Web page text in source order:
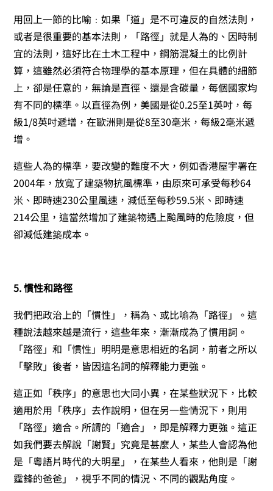
用回上一節的比喻﹕如果「道」是不可違反的自然法則，
或者是很重要的基本法則，「路徑」就是人為的、因時制
宜的法則，這好比在土木工程中，鋼筋混凝土的比例計
算，這雖然必須符合物理學的基本原理，但在具體的細節
上，卻是任意的，無論是直徑、還是含碳量，每個國家均
有不同的標準。以直徑為例，美國是從0.25至1英吋，每
級1/8英吋遞增，在歐洲則是從8至30毫米，每級2毫米遞
增。
這些人為的標準，要改變的難度不大，例如香港屋宇署在
2004年，放寬了建築物抗風標準，由原來可承受每秒64
米、即時速230公里風速，減低至每秒59.5米、即時速
214公里，這當然增加了建築物遇上颱風時的危險度，但
卻減低建築成本。
5. 慣性和路徑
我們把政治上的「慣性」，稱為、或比喻為「路徑」。這
種說法越來越是流行，這些年來，漸漸成為了慣用詞。
「路徑」和「慣性」明明是意思相近的名詞，前者之所以
「擊敗」後者，皆因這名詞的解釋能力更強。
這正如「秩序」的意思也大同小異，在某些狀況下，比較
適用於用「秩序」去作說明，但在另一些情況下，則用
「路徑」適合。所謂的「適合」，即是解釋力更強。這正
如我們要去解說「謝賢」究竟是甚麼人，某些人會認為他
是「粵語片時代的大明星」，在某些人看來，他則是「謝
霆鋒的爸爸」，視乎不同的情況、不同的觀點角度。